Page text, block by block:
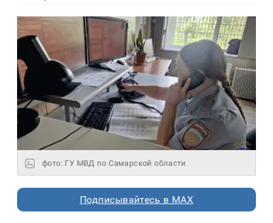
фото: ГУ МВД по Самарской области
Подписывайтесь в MAX